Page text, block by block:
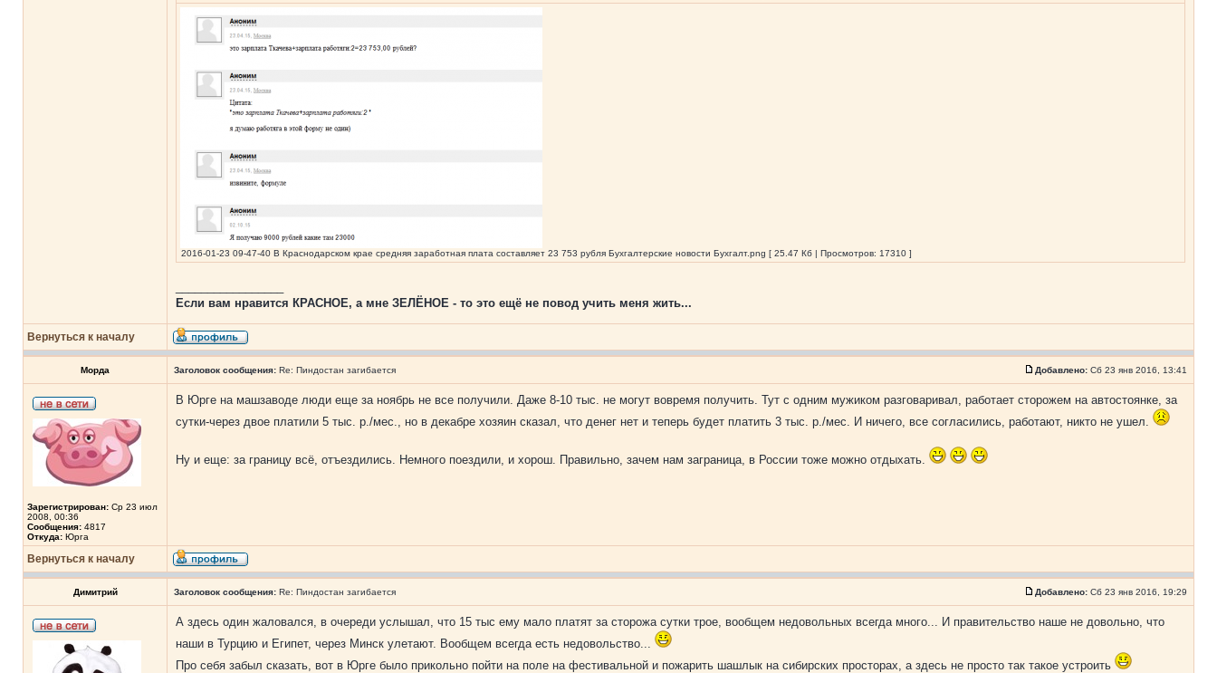
2016-01-23 09-47-40 В Краснодарском крае средняя заработная плата составляет 23 753 рубля Бухгалтерские новости Бухгалт.png [ 25.47 Кб | Просмотров: 17310 ]
Если вам нравится КРАСНОЕ, а мне ЗЕЛЁНОЕ - то это ещё не повод учить меня жить...
Вернуться к началу
Морда Заголовок сообщения: Re: Пиндостан загибается Добавлено: Сб 23 янв 2016, 13:41
Зарегистрирован: Ср 23 июл
2008, 00:36
Сообщения: 4817
Откуда: Юрга
В Юрге на машзаводе люди еще за ноябрь не все получили. Даже 8-10 тыс. не могут вовремя получить. Тут с одним мужиком разговаривал, работает сторожем на автостоянке, за
сутки-через двое платили 5 тыс. р./мес., но в декабре хозяин сказал, что денег нет и теперь будет платить 3 тыс. р./мес. И ничего, все согласились, работают, никто не ушел.
Ну и еще: за границу всё, отъездились. Немного поездили, и хорош. Правильно, зачем нам заграница, в России тоже можно отдыхать.
Вернуться к началу
Димитрий Заголовок сообщения: Re: Пиндостан загибается Добавлено: Сб 23 янв 2016, 19:29
А здесь один жаловался, в очереди услышал, что 15 тыс ему мало платят за сторожа сутки трое, вообщем недовольных всегда много... И правительство наше не довольно, что
наши в Турцию и Египет, через Минск улетают. Вообщем всегда есть недовольство...
Про себя забыл сказать, вот в Юрге было прикольно пойти на поле на фестивальной и пожарить шашлык на сибирских просторах, а здесь не просто так такое устроить